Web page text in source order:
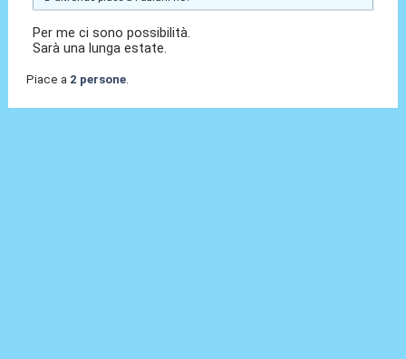
Per me ci sono possibilità.
Sarà una lunga estate.
Piace a 2 persone.